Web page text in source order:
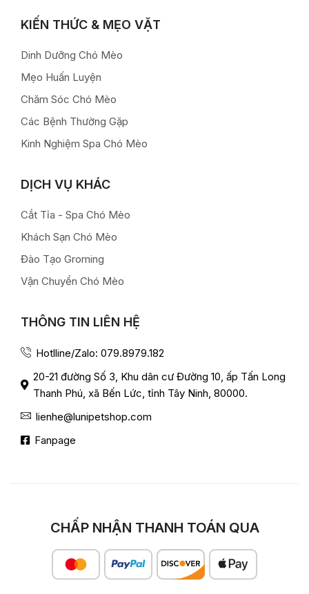
KIẾN THỨC & MẸO VẶT
Dinh Dưỡng Chó Mèo
Mẹo Huấn Luyện
Chăm Sóc Chó Mèo
Các Bệnh Thường Gặp
Kinh Nghiệm Spa Chó Mèo
DỊCH VỤ KHÁC
Cắt Tỉa - Spa Chó Mèo
Khách Sạn Chó Mèo
Đào Tạo Groming
Vận Chuyển Chó Mèo
THÔNG TIN LIÊN HỆ
Hotlline/Zalo: 079.8979.182
20-21 đường Số 3, Khu dân cư Đường 10, ấp Tấn Long
Thanh Phú, xã Bến Lức, tỉnh Tây Ninh, 80000.
lienhe@lunipetshop.com
Fanpage
CHẤP NHẬN THANH TOÁN QUA